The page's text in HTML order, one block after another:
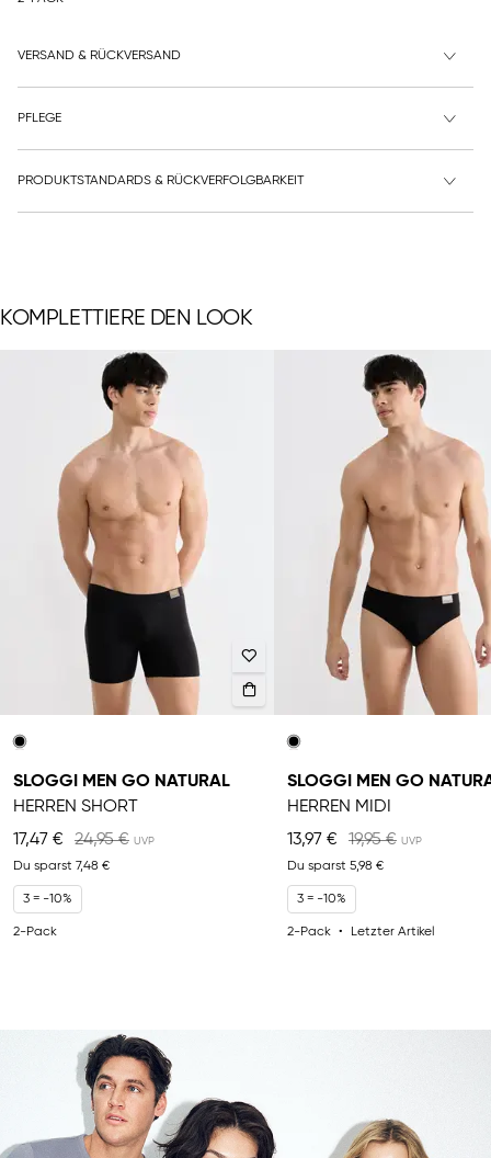
VERSAND & RÜCKVERSAND
PFLEGE
PRODUKTSTANDARDS & RÜCKVERFOLGBARKEIT
KOMPLETTIERE DEN LOOK
SLOGGI MEN GO NATURAL
HERREN SHORT
17,47 €
24,95 €
Du sparst 7,48 €
3 = -10%
2-Pack
SLOGGI MEN GO
HERREN MIDI
13,97 €
19,95 €
Du sparst 5,98 €
3 = -10%
2-Pack Letzter Artikel